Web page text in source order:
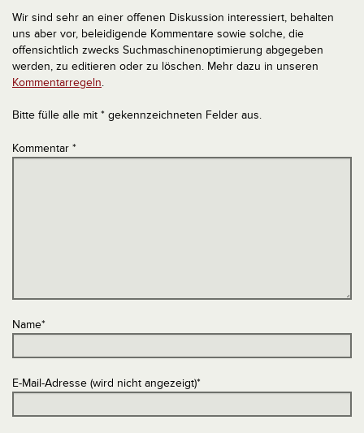
Wir sind sehr an einer offenen Diskussion interessiert, behalten
uns aber vor, beleidigende Kommentare sowie solche, die
offensichtlich zwecks Suchmaschinenoptimierung abgegeben
werden, zu editieren oder zu löschen. Mehr dazu in unseren
Kommentarregeln.
Bitte fülle alle mit * gekennzeichneten Felder aus.
Kommentar *
Name*
E-Mail-Adresse (wird nicht angezeigt)*